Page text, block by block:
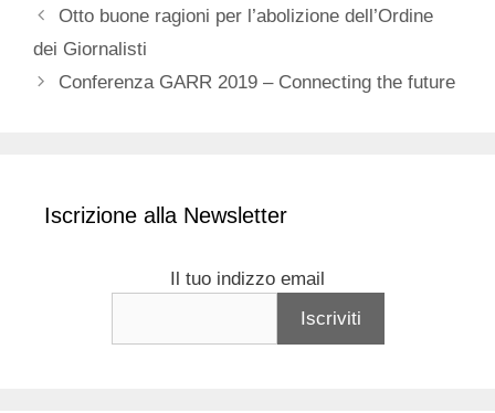
Otto buone ragioni per l’abolizione dell’Ordine
dei Giornalisti
Conferenza GARR 2019 – Connecting the future
Iscrizione alla Newsletter
Il tuo indizzo email